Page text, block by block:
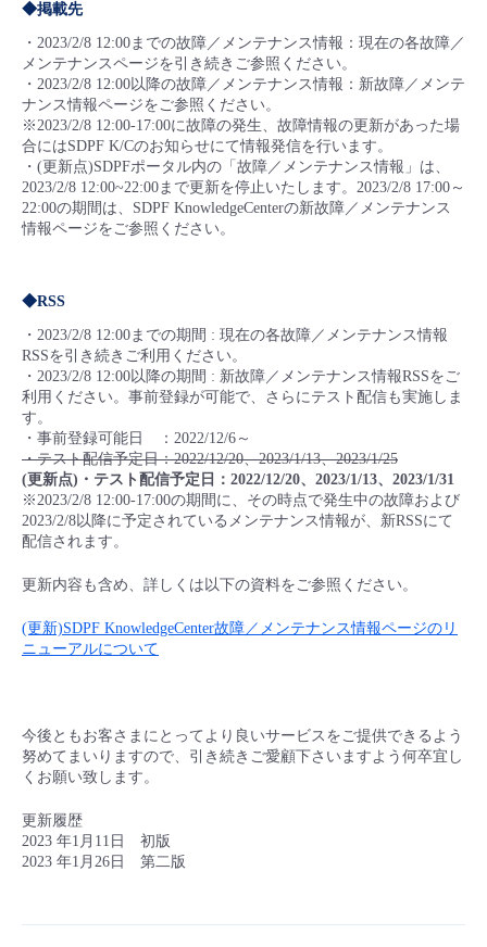
◆掲載先
・2023/2/8 12:00までの故障／メンテナンス情報：現在の各故障／
メンテナンスページを引き続きご参照ください。
・2023/2/8 12:00以降の故障／メンテナンス情報：新故障／メンテ
ナンス情報ページをご参照ください。
※2023/2/8 12:00-17:00に故障の発生、故障情報の更新があった場
合にはSDPF K/Cのお知らせにて情報発信を行います。
・(更新点)SDPFポータル内の「故障／メンテナンス情報」は、
2023/2/8 12:00~22:00まで更新を停止いたします。2023/2/8 17:00～
22:00の期間は、SDPF KnowledgeCenterの新故障／メンテナンス
情報ページをご参照ください。
◆RSS
・2023/2/8 12:00までの期間 : 現在の各故障／メンテナンス情報
RSSを引き続きご利用ください。
・2023/2/8 12:00以降の期間 : 新故障／メンテナンス情報RSSをご
利用ください。事前登録が可能で、さらにテスト配信も実施しま
す。
・事前登録可能日 ：2022/12/6～
・テスト配信予定日：2022/12/20、2023/1/13、2023/1/25
(更新点)・テスト配信予定日：2022/12/20、2023/1/13、2023/1/31
※2023/2/8 12:00-17:00の期間に、その時点で発生中の故障および
2023/2/8以降に予定されているメンテナンス情報が、新RSSにて
配信されます。
更新内容も含め、詳しくは以下の資料をご参照ください。
(更新)SDPF KnowledgeCenter故障／メンテナンス情報ページのリ
ニューアルについて
今後ともお客さまにとってより良いサービスをご提供できるよう
努めてまいりますので、引き続きご愛顧下さいますよう何卒宜し
くお願い致します。
更新履歴
2023 年1月11日 初版
2023 年1月26日 第二版